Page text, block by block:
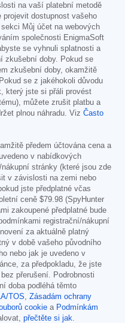
na vaší platební metodě
dostupnost vašeho
Můj účet na webových
společnosti EnigmaSoft
se vyhnuli splatnosti a
zkušební doby. Pokud se
zkušební doby, okamžitě
se z jakéhokoli důvodu
který jste si přáli provést
můžete zrušit platbu a
plnou náhradu. Viz Často
předem účtována cena a
v nabídkových
stránky (které jsou zde
v závislosti na zemi nebo
jste předplatné včas
ceně $79.98 (SpyHunter
zakoupené předplatné bude
registrační/nákupní
za aktuálně platný
v době vašeho původního
nebo jak je uvedeno v
za předpokladu, že jste
přerušení. Podrobnosti
doba podléhá těmto
TOS
Zásadám ochrany
cookie a Podmínkám
přečtěte si jak